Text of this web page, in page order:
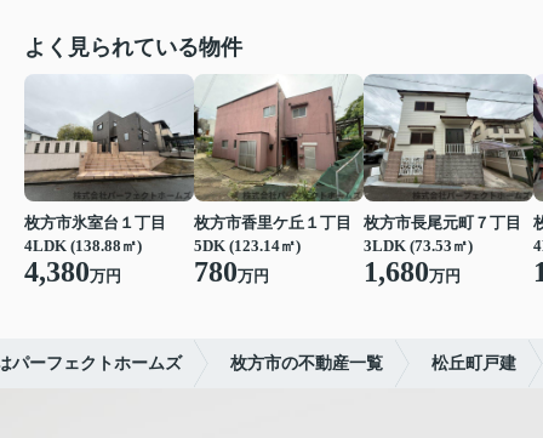
よく見られている物件
枚方市氷室台１丁目
4LDK (138.88㎡)
4,380万円
枚方市香里ケ丘１丁目
5DK (123.14㎡)
780万円
枚方市長尾元町７丁目
3LDK (73.53㎡)
1,680万円
パーフェクトホームズ 枚方市の不動産一覧 松丘町戸建